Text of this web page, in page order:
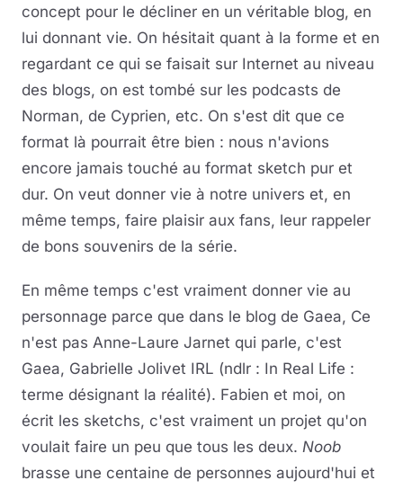
concept pour le décliner en un véritable blog, en
lui donnant vie. On hésitait quant à la forme et en
regardant ce qui se faisait sur Internet au niveau
des blogs, on est tombé sur les podcasts de
Norman, de Cyprien, etc. On s'est dit que ce
format là pourrait être bien : nous n'avions
encore jamais touché au format sketch pur et
dur. On veut donner vie à notre univers et, en
même temps, faire plaisir aux fans, leur rappeler
de bons souvenirs de la série.
En même temps c'est vraiment donner vie au
personnage parce que dans le blog de Gaea, Ce
n'est pas Anne-Laure Jarnet qui parle, c'est
Gaea, Gabrielle Jolivet IRL (ndlr : In Real Life :
terme désignant la réalité). Fabien et moi, on
écrit les sketchs, c'est vraiment un projet qu'on
voulait faire un peu que tous les deux. Noob
brasse une centaine de personnes aujourd'hui et